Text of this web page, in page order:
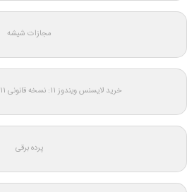
مجازات شیشه
خرید لایسنس ویندوز 11: نسخه قانونی Windows 11 اورجینال
پرده برقی